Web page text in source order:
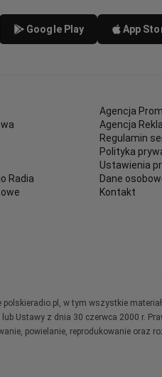
Google Play App
Radia
Agencja
Agencja
Regulamin
Polityka
Ustawienia
Dane
Kontakt
w tym wszystkie
Ustawy z dnia 30 czerwca 2000 r.
powielanie, reprodukowanie oraz